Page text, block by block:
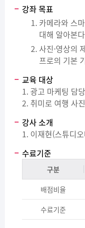
강좌 목표
카메라와 스
대해 알아본
사진·영상의
프로의 기본
교육 대상
1. 광고 마케팅 담
2. 취미로 여행 사
강사 소개
1. 이재현(스튜디
수료기준
구분
배점비율
수료기준